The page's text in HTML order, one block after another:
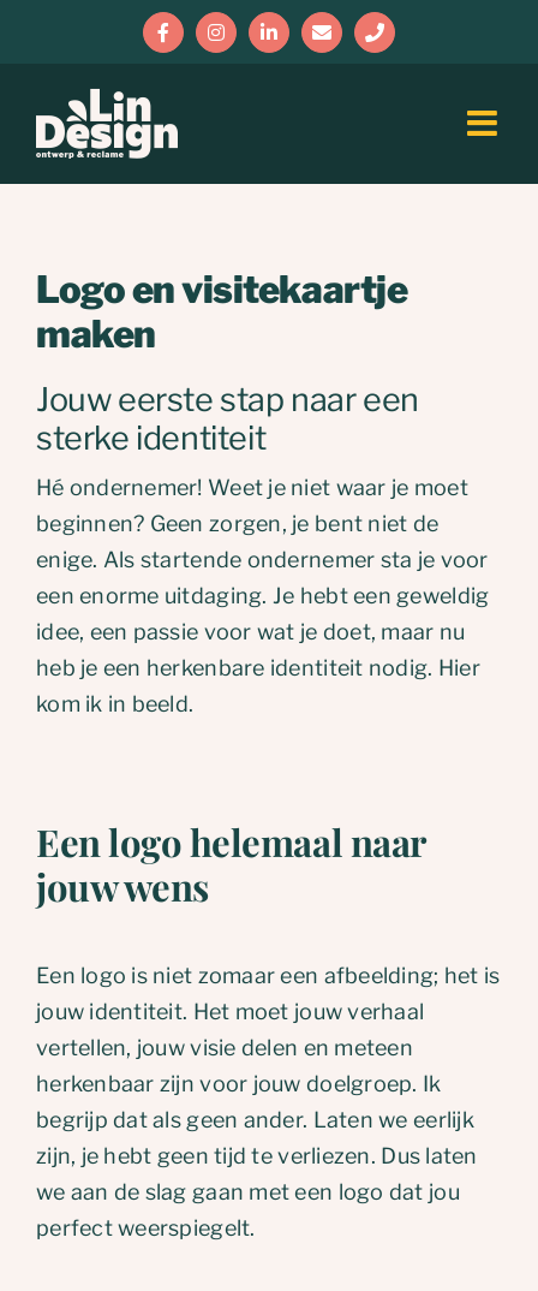
FacebookInstagramLinkedIn
E-
mail
Phone
Logo en visitekaartje
maken
Jouw eerste stap naar een
sterke identiteit
Hé ondernemer! Weet je niet waar je moet
beginnen? Geen zorgen, je bent niet de
enige. Als startende ondernemer sta je voor
een enorme uitdaging. Je hebt een geweldig
idee, een passie voor wat je doet, maar nu
heb je een herkenbare identiteit nodig. Hier
kom ik in beeld.
Eenlogohelemaal naar
jouw wens
Een logo is niet zomaar een afbeelding; het is
jouw identiteit. Het moet jouw verhaal
vertellen, jouw visie delen en meteen
herkenbaar zijn voor jouw doelgroep. Ik
begrijp dat als geen ander. Laten we eerlijk
zijn, je hebt geen tijd te verliezen. Dus laten
we aan de slag gaan met een logo dat jou
perfect weerspiegelt.